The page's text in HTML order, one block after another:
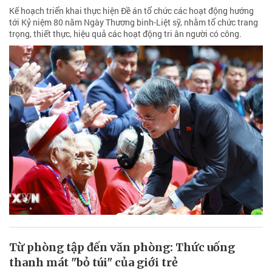
Kế hoạch triển khai thực hiện Đề án tổ chức các hoạt động hướng
tới Kỷ niệm 80 năm Ngày Thương binh-Liệt sỹ, nhằm tổ chức trang
trọng, thiết thực, hiệu quả các hoạt động tri ân người có công.
Từ phòng tập đến văn phòng: Thức uống
thanh mát "bỏ túi" của giới trẻ